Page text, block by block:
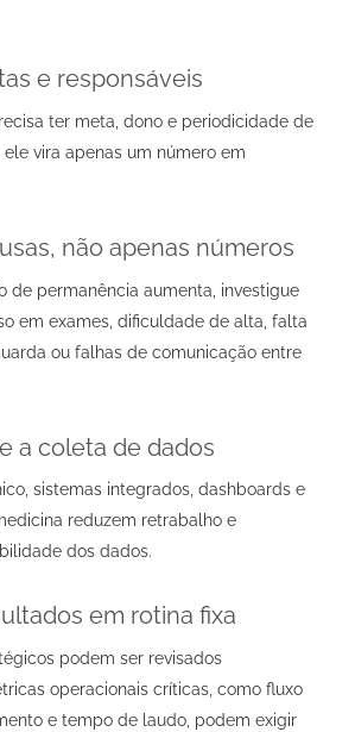
e responsáveis
ter meta, dono e periodicidade de
ele vira apenas um número em
não apenas números
de permanência aumenta, investigue
em exames, dificuldade de alta, falta
ou falhas de comunicação entre
a coleta de dados
sistemas integrados, dashboards e
reduzem retrabalho e
dos dados.
em rotina fixa
podem ser revisados
operacionais críticas, como fluxo
e tempo de laudo, podem exigir